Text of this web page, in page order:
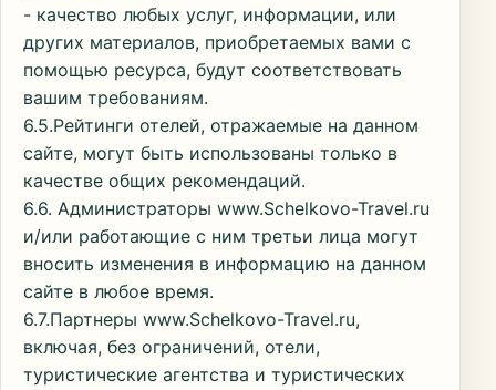
- качество любых услуг, информации, или
других материалов, приобретаемых вами с
помощью ресурса, будут соответствовать
вашим требованиям.
6.5.Рейтинги отелей, отражаемые на данном
сайте, могут быть использованы только в
качестве общих рекомендаций.
6.6. Администраторы www.Schelkovo-Travel.ru
и/или работающие с ним третьи лица могут
вносить изменения в информацию на данном
сайте в любое время.
6.7.Партнеры www.Schelkovo-Travel.ru,
включая, без ограничений, отели,
туристические агентства и туристических